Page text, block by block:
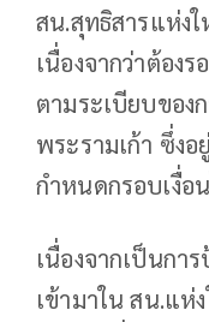
สน.สุทธิสารแห่ง
เนื่องจากว่าต้อง
ตามระเบียบขอ
พระรามเก้า ซึ่ง
กำหนดกรอบเงื่อ
เนื่องจากเป็นกา
เข้ามาใน สน.แ